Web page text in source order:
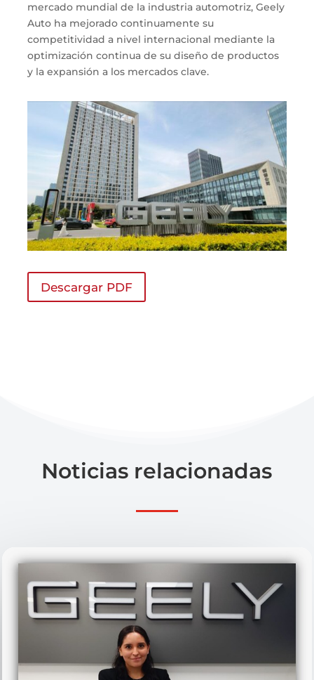
mercado mundial de la industria automotriz, Geely
Auto ha mejorado continuamente su
competitividad a nivel internacional mediante la
optimización continua de su diseño de productos
y la expansión a los mercados clave.
Descargar PDF
Noticias relacionadas